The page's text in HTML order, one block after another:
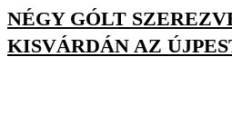
NÉGY GÓLT
KISVÁRDÁN AZ